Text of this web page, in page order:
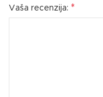
Vaša recenzija: *